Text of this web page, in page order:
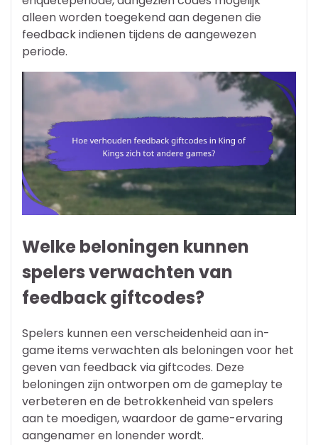
alleen worden toegekend aan degenen die
feedback indienen tijdens de aangewezen
periode.
Welke beloningen kunnen
spelers verwachten van
feedback giftcodes?
Spelers kunnen een verscheidenheid aan in-
game items verwachten als beloningen voor het
geven van feedback via giftcodes. Deze
beloningen zijn ontworpen om de gameplay te
verbeteren en de betrokkenheid van spelers
aan te moedigen, waardoor de game-ervaring
aangenamer en lonender wordt.